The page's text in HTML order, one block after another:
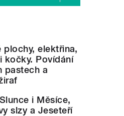
plochy, elektřina,
kočky. Povídání
pastech a
i Měsíce,
slzy a Jeseteří